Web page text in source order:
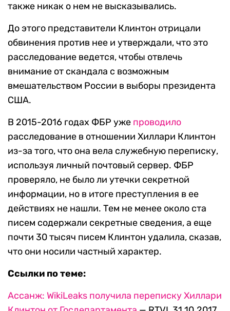
также никак о нем не высказывались.
До этого представители Клинтон отрицали
обвинения против нее и утверждали, что это
расследование ведется, чтобы отвлечь
внимание от скандала с возможным
вмешательством России в выборы президента
США.
В 2015-2016 годах ФБР уже проводило
расследование в отношении Хиллари Клинтон
из-за того, что она вела служебную переписку,
используя личный почтовый сервер. ФБР
проверяло, не было ли утечки секретной
информации, но в итоге преступления в ее
действиях не нашли. Тем не менее около ста
писем содержали секретные сведения, а еще
почти 30 тысяч писем Клинтон удалила, сказав,
что они носили частный характер.
Ссылки по теме:
Ассанж: WikiLeaks получила переписку Хиллари